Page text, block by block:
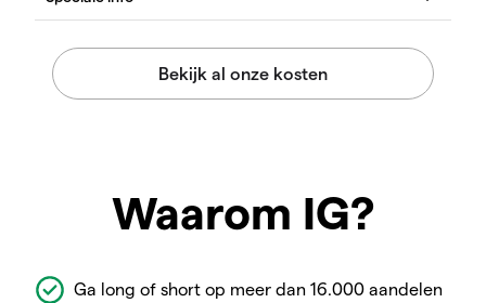
Waarom IG?
Ga long of short op meer dan 16.000 aandelen